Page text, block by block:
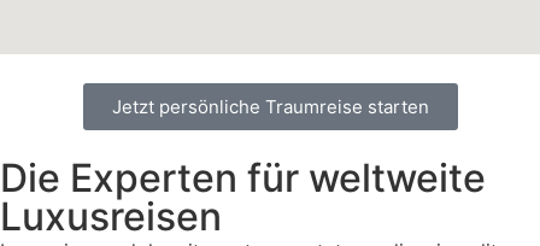
Jetzt persönliche Traumreise starten
Die Experten für weltweite
Luxusreisen